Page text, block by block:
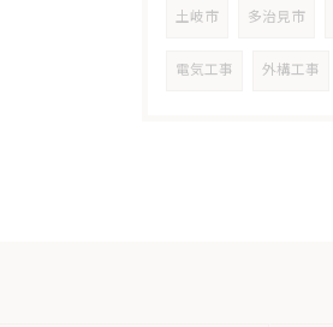
土岐市 多治見市
電気工事 外構工事